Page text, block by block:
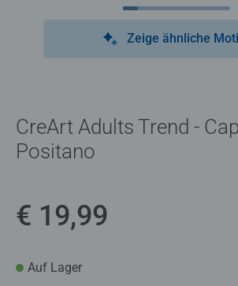
Zeige ähnliche
CreArt Adults Trend -
Positano
€ 19,99
Auf Lager